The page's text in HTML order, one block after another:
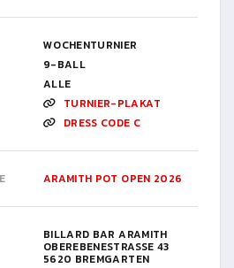
WOCHENTURNIER
9-BALL
ALLE
TURNIER-PLAKAT
DRESS CODE C
ARAMITH POT OPEN 2026
BILLARD BAR ARAMITH
OBEREBENESTRASSE 43
5620 BREMGARTEN